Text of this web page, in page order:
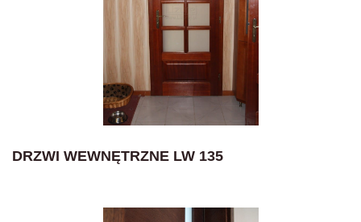
DRZWI WEWNĘTRZNE LW 135